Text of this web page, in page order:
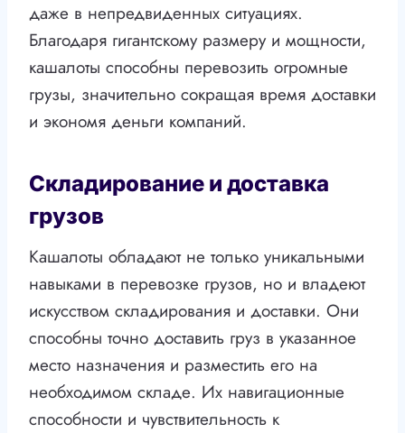
даже в непредвиденных ситуациях.
Благодаря гигантскому размеру и мощности,
кашалоты способны перевозить огромные
грузы, значительно сокращая время доставки
и экономя деньги компаний.
Складирование и доставка
грузов
Кашалоты обладают не только уникальными
навыками в перевозке грузов, но и владеют
искусством складирования и доставки. Они
способны точно доставить груз в указанное
место назначения и разместить его на
необходимом складе. Их навигационные
способности и чувствительность к